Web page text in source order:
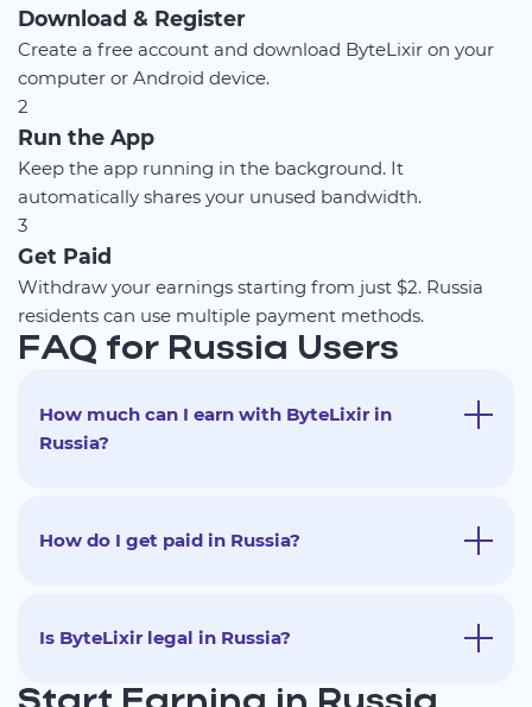
Download & Register
Create a free account and download ByteLixir on your
computer or Android device.
2
Run the App
Keep the app running in the background. It
automatically shares your unused bandwidth.
3
Get Paid
Withdraw your earnings starting from just $2. Russia
residents can use multiple payment methods.
FAQ for Russia Users
How much can I earn with ByteLixir in
Russia?
How do I get paid in Russia?
Is ByteLixir legal in Russia?